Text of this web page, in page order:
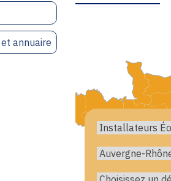
et annuaire